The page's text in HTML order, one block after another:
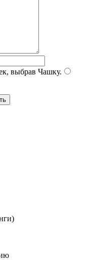
выбрав Чашку.